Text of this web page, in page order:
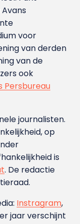
voor
van derden
van de
ook
Persbureau
journalisten.
op
is
. De redactie
Instragram,
jaar verschijnt